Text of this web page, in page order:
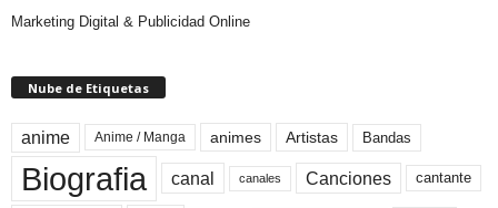
Marketing Digital & Publicidad Online
Nube de Etiquetas
anime Anime / Manga animes Artistas Bandas
Biografia canal canales Canciones cantante